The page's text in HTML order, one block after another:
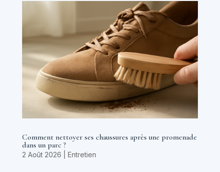
Comment nettoyer ses chaussures après une promenade
dans un parc ?
2 Août 2026 Entretien